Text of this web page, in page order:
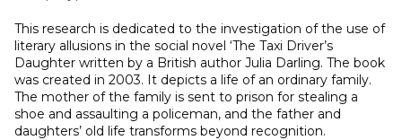
This research is dedicated to the investigation of the use of
literary allusions in the social novel ‘The Taxi Driver’s
Daughter written by a British author Julia Darling. The book
was created in 2003. It depicts a life of an ordinary family.
The mother of the family is sent to prison for stealing a
shoe and assaulting a policeman, and the father and
daughters’ old life transforms beyond recognition.